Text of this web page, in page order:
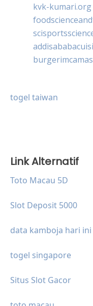
kvk-kumari.org
togel taiwan
Link Alternatif
Toto Macau 5D
Slot Deposit 5000
data kamboja hari ini
togel singapore
Situs Slot Gacor